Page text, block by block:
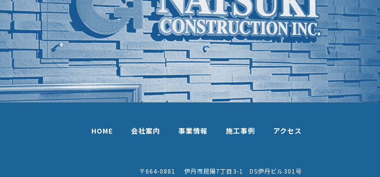
HOME 会社案内 事業情報 施工事例 アクセス
〒664-0881 伊丹市昆陽7丁目3-1 DS伊丹ビル301号